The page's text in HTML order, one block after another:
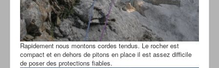
Rapidement nous montons cordes tendus. Le rocher est
compact et en dehors de pitons en place il est assez difficile
de poser des protections fiables.